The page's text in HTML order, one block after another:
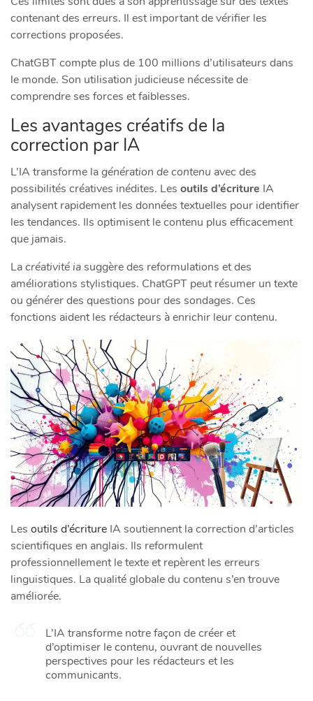
contenant des erreurs. Il est important de vérifier les
corrections proposées.
ChatGBT compte plus de 100 millions d’utilisateurs dans
le monde. Son utilisation judicieuse nécessite de
comprendre ses forces et faiblesses.
Les avantages créatifs de la
correction par IA
L’IA transforme lagénération de contenu avec des
possibilités créatives inédites. Les outils d’écriture IA
analysent rapidement les données textuelles pour identifier
les tendances. Ils optimisent le contenu plus efficacement
que jamais.
Lacréativité iasuggère des reformulations et des
améliorations stylistiques. ChatGPT peut résumer un texte
ou générer des questions pour des sondages. Ces
fonctions aident les rédacteurs à enrichir leur contenu.
Les outils d’écriture IA soutiennent la correction d’articles
scientifiques en anglais. Ils reformulent
professionnellement le texte et repèrent les erreurs
linguistiques. La qualité globale du contenu s’en trouve
améliorée.
L’IA transforme notre façon de créer et
d’optimiser le contenu, ouvrant de nouvelles
perspectives pour les rédacteurs et les
communicants.